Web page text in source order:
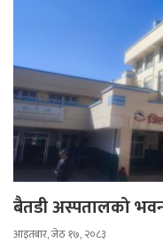
बैतडी अस्पतालको
आइतबार, जेठ १७, २०८३